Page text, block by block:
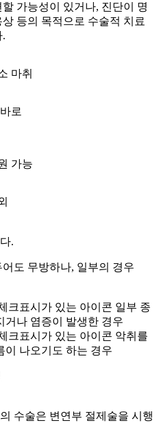
가능성이 있거나, 진단이 명
등의 목적으로 수술적 치료
.
마취
로
가능
.
도 무방하나, 일부의 경우
일부 종
거나 염증이 발생한 경우
악취를
이 나오기도 하는 경우
수술은 변연부 절제술을 시행